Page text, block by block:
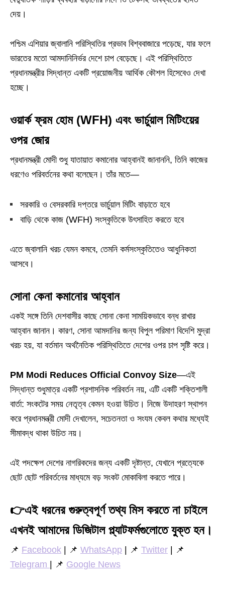
দেয়।
পশ্চিম এশিয়ার জ্বালানি পরিস্থিতির প্রভাব বিশ্ববাজারে পড়েছে, যার ফলে
ভারতের মতো আমদানিনির্ভর দেশে চাপ বেড়েছে। এই পরিস্থিতিতে
প্রধানমন্ত্রীর সিদ্ধান্ত একটি প্রয়োজনীয় আর্থিক কৌশল হিসেবেও দেখা
হচ্ছে।
ওয়ার্ক ফ্রম হোম (WFH) এবং ভার্চুয়াল মিটিংয়ের
ওপর জোর
প্রধানমন্ত্রী মোদী শুধু যাতায়াত কমানোর আহ্বানই জানাননি, তিনি কাজের
ধরণেও পরিবর্তনের কথা বলেছেন। তাঁর মতে—
সরকারি ও বেসরকারি দপ্তরে ভার্চুয়াল মিটিং বাড়াতে হবে
বাড়ি থেকে কাজ (WFH) সংস্কৃতিকে উৎসাহিত করতে হবে
এতে জ্বালানি খরচ যেমন কমবে, তেমনি কর্মসংস্কৃতিতেও আধুনিকতা
আসবে।
সোনা কেনা কমানোর আহ্বান
একই সঙ্গে তিনি দেশবাসীর কাছে সোনা কেনা সাময়িকভাবে বন্ধ রাখার
আহ্বান জানান। কারণ, সোনা আমদানির জন্য বিপুল পরিমাণ বিদেশি মুদ্রা
খরচ হয়, যা বর্তমান অর্থনৈতিক পরিস্থিতিতে দেশের ওপর চাপ সৃষ্টি করে।
PM Modi Reduces Official Convoy Size—এই
সিদ্ধান্ত শুধুমাত্র একটি প্রশাসনিক পরিবর্তন নয়, এটি একটি শক্তিশালী
বার্তা: সংকটের সময় নেতৃত্ব কেমন হওয়া উচিত। নিজে উদাহরণ স্থাপন
করে প্রধানমন্ত্রী মোদী দেখালেন, সচেতনতা ও সংযম কেবল কথার মধ্যেই
সীমাবদ্ধ থাকা উচিত নয়।
এই পদক্ষেপ দেশের নাগরিকদের জন্য একটি দৃষ্টান্ত, যেখানে প্রত্যেকে
ছোট ছোট পরিবর্তনের মাধ্যমে বড় সংকট মোকাবিলা করতে পারে।
👉এই ধরনের গুরুত্বপূর্ণ তথ্য মিস করতে না চাইলে
এখনই আমাদের ডিজিটাল প্ল্যাটফর্মগুলোতে যুক্ত হন।
📌 Facebook | 📌 WhatsApp | 📌 Twitter | 📌
Telegram
| 📌 Google News